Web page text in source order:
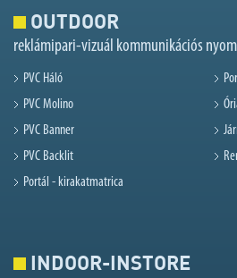
OUTDOOR
reklámipari-vizuál kommunikációs
PVC Háló
PVC Molino
PVC Banner
PVC Backlit
Portál - kirakatmatrica
INDOOR-INSTORE